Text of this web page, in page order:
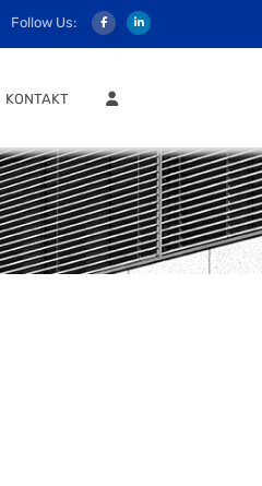
Follow Us:
KONTAKT MITGLIEDER LOGIN